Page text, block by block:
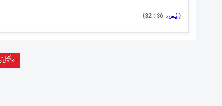
( يٰس، 36 : 32)
پچھلی آیت »